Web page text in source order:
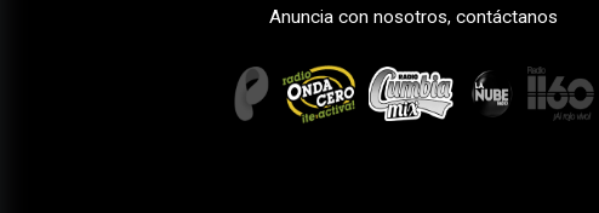
Anuncia con nosotros, contáctanos